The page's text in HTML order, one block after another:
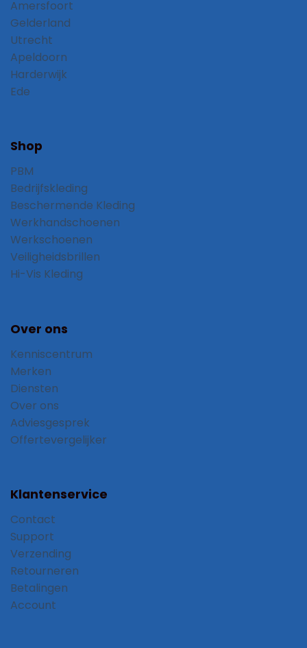
Amersfoort
Gelderland
Utrecht
Apeldoorn
Harderwijk
Ede
Shop
PBM
Bedrijfskleding
Beschermende Kleding
Werkhandschoenen
Werkschoenen
Veiligheidsbrillen
Hi-Vis Kleding
Over ons
Kenniscentrum
Merken
Diensten
Over ons
Adviesgesprek
Offertevergelijker
Klantenservice
Contact
Support
Verzending
Retourneren
Betalingen
Account